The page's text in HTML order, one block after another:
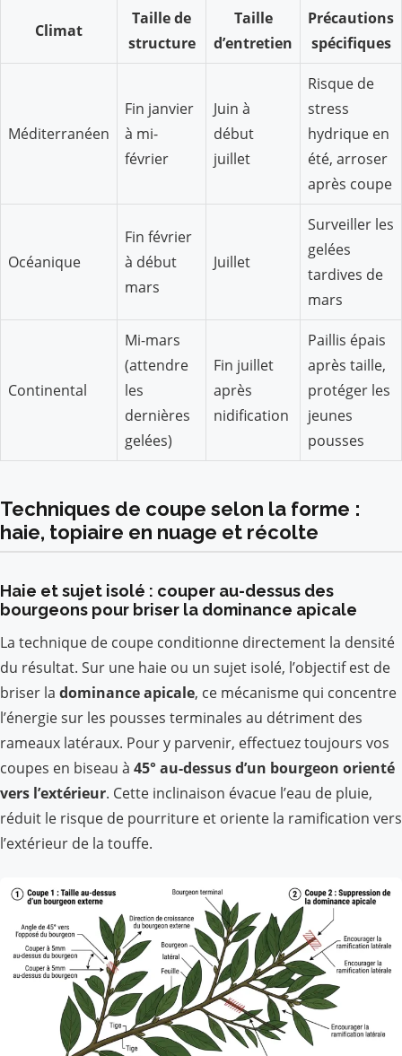
Climat
Taille de
structure
Taille
d’entretien
Précautions
spécifiques
Méditerranéen
Fin janvier
à mi-
février
Juin à
début
juillet
Risque de
stress
hydrique en
été, arroser
après coupe
Océanique
Fin février
à début
mars
Juillet
Surveiller les
gelées
tardives de
mars
Continental
Mi-mars
(attendre
les
dernières
gelées)
Fin juillet
après
nidification
Paillis épais
après taille,
protéger les
jeunes
pousses
Techniques de coupe selon la forme :
haie, topiaire en nuage et récolte
Haie et sujet isolé : couper au-dessus des
bourgeons pour briser la dominance apicale
La technique de coupe conditionne directement la densité
du résultat. Sur une haie ou un sujet isolé, l’objectif est de
briser la dominance apicale, ce mécanisme qui concentre
l’énergie sur les pousses terminales au détriment des
rameaux latéraux. Pour y parvenir, effectuez toujours vos
coupes en biseau à 45° au-dessus d’un bourgeon orienté
vers l’extérieur. Cette inclinaison évacue l’eau de pluie,
réduit le risque de pourriture et oriente la ramification vers
l’extérieur de la touffe.